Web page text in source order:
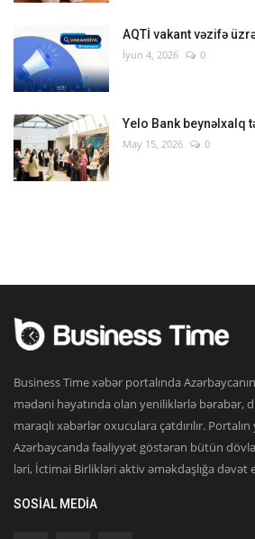
AQTİ vakant vəzifə
İyun 4, 2026 0
Yelo Bank beynəlxalq
May 15, 2026 0
Business Time xəbər portalında
mədəni həyatında olan yeniliklərlə bərabər,
maraqlı xəbərlər oxuculara çatdırılır.
Azərbaycanda fəaliyyət göstərən bütün
ləri, İctimai Birlikləri aktiv əməkdaşlığa dəvət
SOSIAL MEDIA